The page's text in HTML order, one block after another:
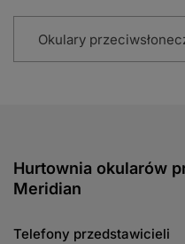
Okulary
Hurtownia okularów
Meridian
Telefony przedstawicieli